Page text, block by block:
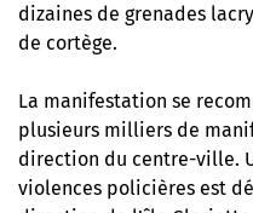
dizaines de grenades
de cortège.
La manifestation se
plusieurs milliers de
direction du centre-ville.
violences policières est